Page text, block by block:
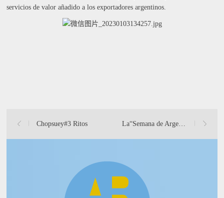
servicios de valor añadido a los exportadores argentinos.
Chopsuey#3 Ritos La“Semana de Argentina”tuvo lugar en Tongsheng Logistics Par